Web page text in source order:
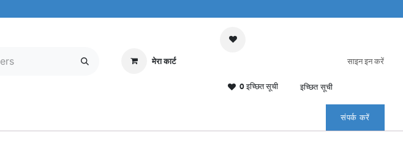
मेरा कार्ट
0 इच्छित सूची इच्छित सूची
साइन इन करें
संपर्क करें